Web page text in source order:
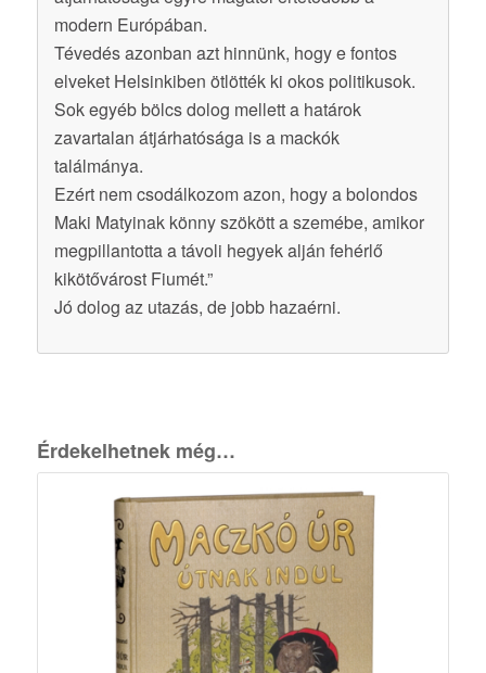
modern Európában.
Tévedés azonban azt hinnünk, hogy e fontos
elveket Helsinkiben ötlötték ki okos politikusok.
Sok egyéb bölcs dolog mellett a határok
zavartalan átjárhatósága is a mackók
találmánya.
Ezért nem csodálkozom azon, hogy a bolondos
Maki Matyinak könny szökött a szemébe, amikor
megpillantotta a távoli hegyek alján fehérlő
kikötővárost Fiumét.”
Jó dolog az utazás, de jobb hazaérni.
Érdekelhetnek még…